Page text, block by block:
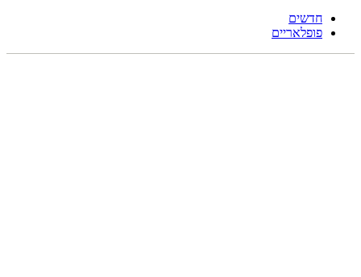
חדשים
פופלאריים